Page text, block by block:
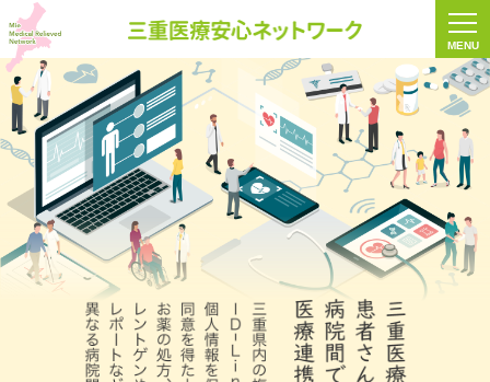
三重医療安心
MENU
三重医療
三重県内